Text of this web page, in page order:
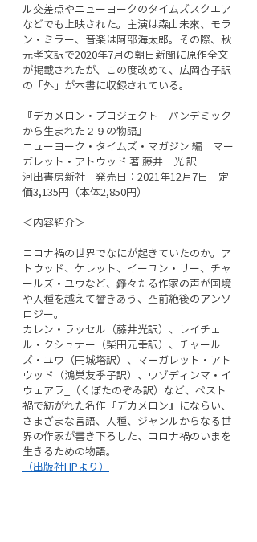
ル交差点やニューヨークのタイムズスクエア
などでも上映された。主演は森山未來、モラ
ン・ミラー、音楽は阿部海太郎。その際、秋
元孝文訳で2020年7月の朝日新聞に原作全文
が掲載されたが、この度改めて、広岡杏子訳
の「外」が本書に収録されている。
『デカメロン・プロジェクト　パンデミック
から生まれた２９の物語』
ニューヨーク・タイムズ・マガジン 編　マー
ガレット・アトウッド 著 藤井　光 訳
河出書房新社　発売日：2021年12月7日　定
価3,135円（本体2,850円）
＜内容紹介＞
コロナ禍の世界でなにが起きていたのか。ア
トウッド、ケレット、イーユン・リー、チャ
ールズ・ユウなど、錚々たる作家の声が国境
や人種を越えて響きあう、空前絶後のアンソ
ロジー。
カレン・ラッセル（藤井光訳）、レイチェ
ル・クシュナー（柴田元幸訳）、チャール
ズ・ユウ（円城塔訳）、マーガレット・アト
ウッド（鴻巣友季子訳）、ウゾディンマ・イ
ウェアラ_（くぼたのぞみ訳）など、ペスト
禍で紡がれた名作『デカメロン』にならい、
さまざまな言語、人種、ジャンルからなる世
界の作家が書き下ろした、コロナ禍のいまを
生きるための物語。
（出版社HPより）